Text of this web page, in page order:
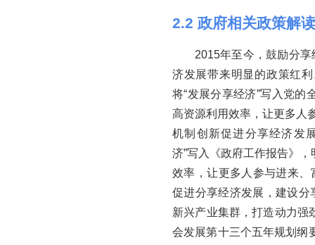
2.2 政府相关政策解读
2015年至今，鼓励分
济发展带来明显的政策红
将“发展分享经济”写入党的
高资源利用效率，让更多人
机制创新促进分享经济发
济”写入《政府工作报告》
效率，让更多人参与进来、
促进分享经济发展，建设
新兴产业集群，打造动力强
会发展第十三个五年规划纲